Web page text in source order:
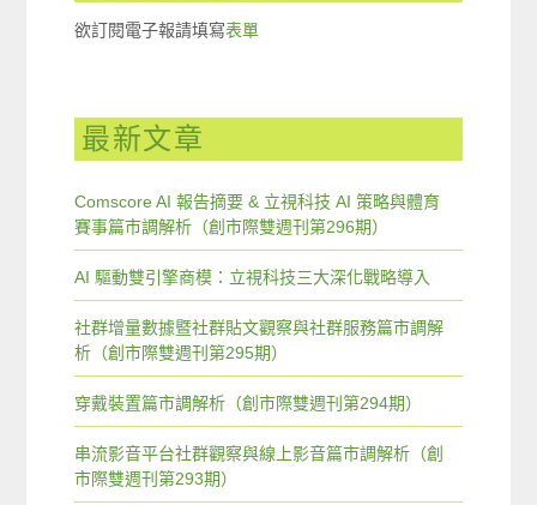
欲訂閱電子報請填寫表單
最新文章
Comscore AI 報告摘要 & 立視科技 AI 策略與體育
賽事篇市調解析（創市際雙週刊第296期）
AI 驅動雙引擎商模：立視科技三大深化戰略導入
社群增量數據暨社群貼文觀察與社群服務篇市調解
析（創市際雙週刊第295期）
穿戴裝置篇市調解析（創市際雙週刊第294期）
串流影音平台社群觀察與線上影音篇市調解析（創
市際雙週刊第293期）